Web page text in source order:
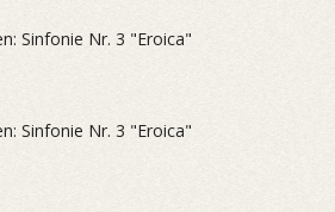
Sinfonie Nr. 3 "Eroica"
Sinfonie Nr. 3 "Eroica"